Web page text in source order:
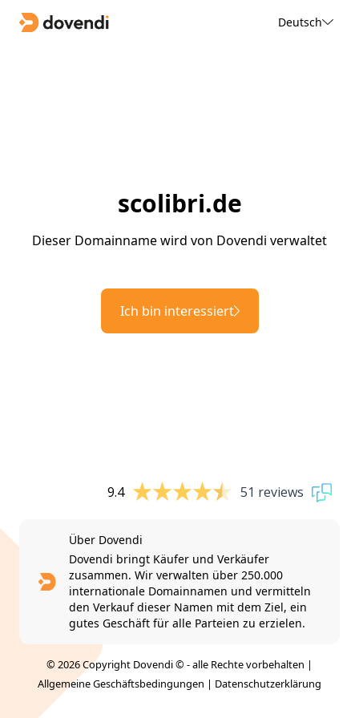
Deutsch
scolibri.de
Dieser Domainname wird von Dovendi verwaltet
Ich bin interessiert
9.4 51 reviews
Über Dovendi
Dovendi bringt Käufer und Verkäufer
zusammen. Wir verwalten über 250.000
internationale Domainnamen und vermitteln
den Verkauf dieser Namen mit dem Ziel, ein
gutes Geschäft für alle Parteien zu erzielen.
© 2026 Copyright Dovendi © - alle Rechte vorbehalten |
Allgemeine Geschäftsbedingungen | Datenschutzerklärung